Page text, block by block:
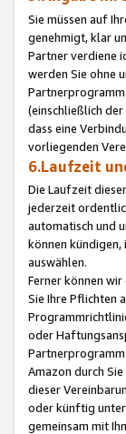
Sie müssen auf
genehmigt, klar
Partner verdiene
werden Sie ohne
Partnerprogramm
(einschließlich
dass eine
vorliegenden
6.Laufzeit
Die Laufzeit
jederzeit
automatisch und
können
auswählen.
Ferner können
Sie Ihre Pflichten
oder
Partnerprogramm
Amazon durch
dieser
oder künftig
gemeinsam mit